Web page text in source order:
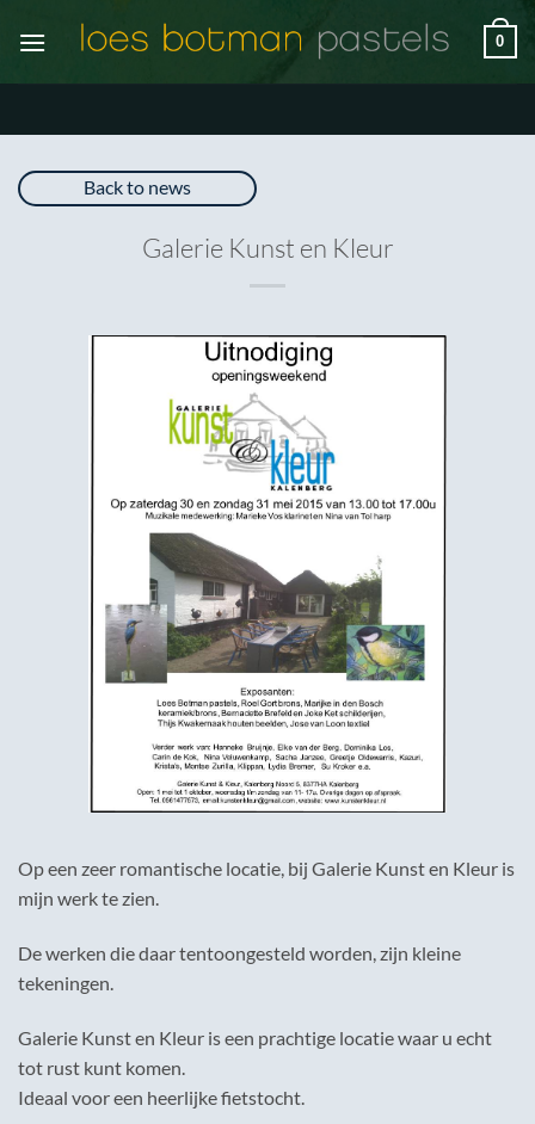
naar
0
Back to news
Galerie Kunst en Kleur
Op een zeer romantische locatie, bij Galerie Kunst en Kleur is
mijn werk te zien.
De werken die daar tentoongesteld worden, zijn kleine
tekeningen.
Galerie Kunst en Kleur is een prachtige locatie waar u echt
tot rust kunt komen.
Ideaal voor een heerlijke fietstocht.